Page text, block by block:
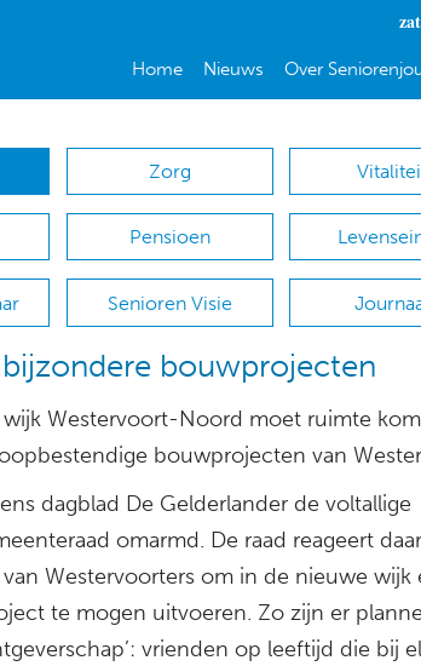
Home Nieuws Over
Zorg
Pensioen
Senioren Visie
bouwprojecten
Westervoort-Noord moet ruimte
bouwprojecten van
dagblad De Gelderlander de voltallige
omarmd. De raad reageert
Westervoorters om in de nieuwe wijk
te mogen uitvoeren. Zo zijn er
vrienden op leeftijd die bij